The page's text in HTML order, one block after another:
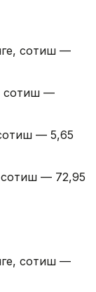
сотиш —
сотиш —
— 5,65
— 72,95
сотиш —